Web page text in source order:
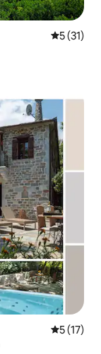
คะแนนเฉลี่
5 (31)
คะแนนเฉลี่
5 (17)